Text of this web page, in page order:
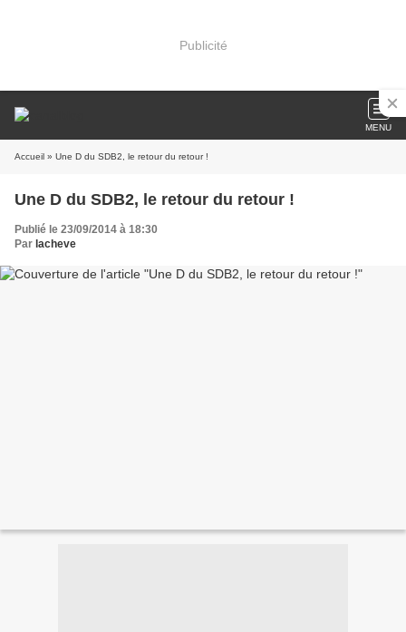
Publicité
MENU
Accueil » Une D du SDB2, le retour du retour !
Une D du SDB2, le retour du retour !
Publié le 23/09/2014 à 18:30
Par lacheve